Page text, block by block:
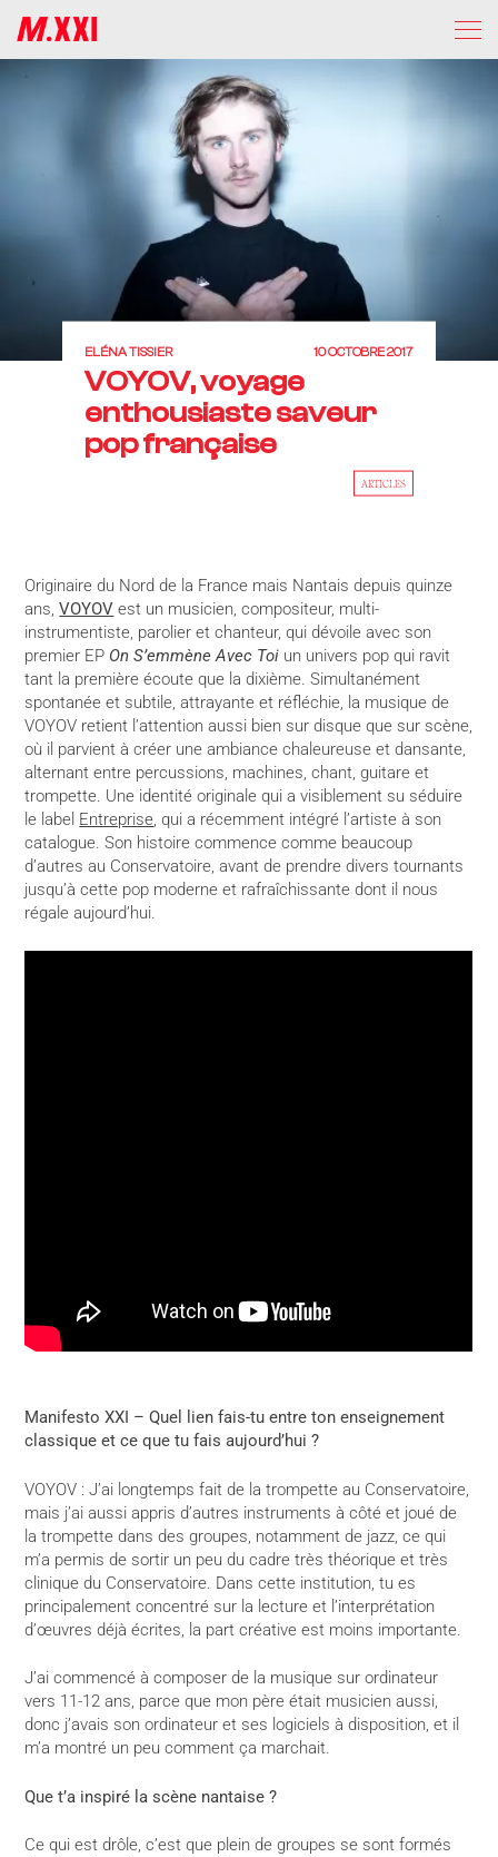
ELÉNA TISSIER 10 OCTOBRE 2017
VOYOV, voyage
enthousiaste saveur
pop française
ARTICLES
Originaire du Nord de la France mais Nantais depuis quinze
ans,VOYOV est un musicien, compositeur, multi-
instrumentiste, parolier et chanteur, qui dévoile avec son
premier EP On S’emmène Avec Toi un univers pop qui ravit
tant la première écoute que la dixième. Simultanément
spontanée et subtile, attrayante et réfléchie, la musique de
VOYOV retient l’attention aussi bien sur disque que sur scène,
où il parvient à créer une ambiance chaleureuse et dansante,
alternant entre percussions, machines, chant, guitare et
trompette. Une identité originale qui a visiblement su séduire
le label Entreprise, qui a récemment intégré l’artiste à son
catalogue. Son histoire commence comme beaucoup
d’autres au Conservatoire, avant de prendre divers tournants
jusqu’à cette pop moderne et rafraîchissante dont il nous
régale aujourd’hui.
Manifesto XXI – Quel lien fais-tu entre ton enseignement
classique et ce que tu fais aujourd’hui ?
VOYOV : J’ai longtemps fait de la trompette au Conservatoire,
mais j’ai aussi appris d’autres instruments à côté et joué de
la trompette dans des groupes, notamment de jazz, ce qui
m’a permis de sortir un peu du cadre très théorique et très
clinique du Conservatoire. Dans cette institution, tu es
principalement concentré sur la lecture et l’interprétation
d’œuvres déjà écrites, la part créative est moins importante.
J’ai commencé à composer de la musique sur ordinateur
vers 11-12 ans, parce que mon père était musicien aussi,
donc j’avais son ordinateur et ses logiciels à disposition, et il
m’a montré un peu comment ça marchait.
Que t’a inspiré la scène nantaise ?
Ce qui est drôle, c’est que plein de groupes se sont formés